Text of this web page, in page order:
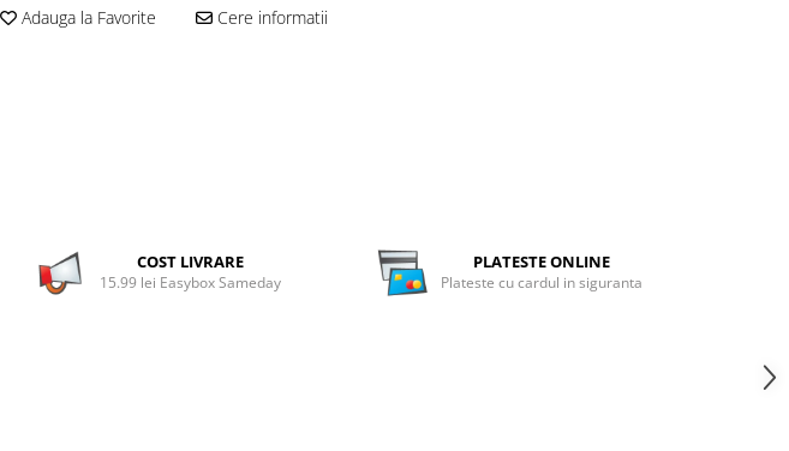
Adauga la Favorite Cere informatii
COST LIVRARE
15.99 lei Easybox Sameday
PLATESTE ONLINE
Plateste cu cardul in siguranta